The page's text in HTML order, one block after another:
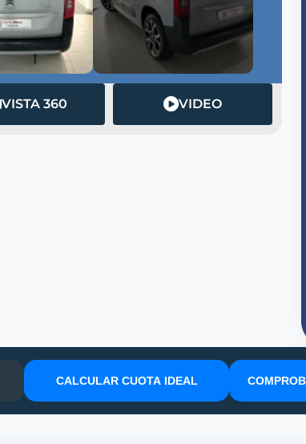
VISTA 360 VIDEO
CALCULAR CUOTA IDEAL